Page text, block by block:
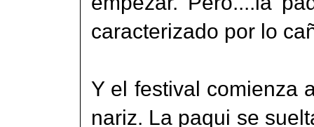
caracterizado por lo
Y el festival comienza
nariz. La paqui se